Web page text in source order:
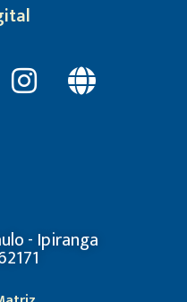
- Ipiranga